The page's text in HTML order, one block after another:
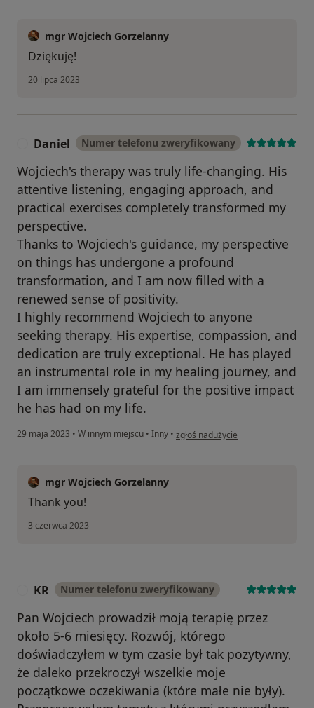
mgr Wojciech Gorzelanny
Dziękuję!
20 lipca 2023
Daniel Numer telefonu zweryfikowany
Wojciech's therapy was truly life-changing. His
attentive listening, engaging approach, and
practical exercises completely transformed my
perspective.
Thanks to Wojciech's guidance, my perspective
on things has undergone a profound
transformation, and I am now filled with a
renewed sense of positivity.
I highly recommend Wojciech to anyone
seeking therapy. His expertise, compassion, and
dedication are truly exceptional. He has played
an instrumental role in my healing journey, and
I am immensely grateful for the positive impact
he has had on my life.
29 maja 2023 • W innym miejscu • Inny • w opinii użytkownika Daniel
zgłoś nadużycie
mgr Wojciech Gorzelanny
Thank you!
3 czerwca 2023
KR Numer telefonu zweryfikowany
Pan Wojciech prowadził moją terapię przez
około 5-6 miesięcy. Rozwój, którego
doświadczyłem w tym czasie był tak pozytywny,
że daleko przekroczył wszelkie moje
początkowe oczekiwania (które małe nie były).